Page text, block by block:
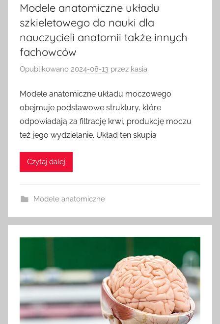
Modele anatomiczne układu
szkieletowego do nauki dla
nauczycieli anatomii także innych
fachowców
Opublikowano 2024-08-13 przez kasia
Modele anatomiczne układu moczowego
obejmuje podstawowe struktury, które
odpowiadają za filtrację krwi, produkcję moczu
też jego wydzielanie. Układ ten skupia
Czytaj dalej
Modele anatomiczne